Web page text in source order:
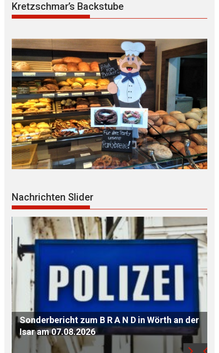
Kretzschmar’s Backstube
Nachrichten Slider
POETISCHES von Oskar STOCK:
„Fremdenführung“- „Nach Landessitte“